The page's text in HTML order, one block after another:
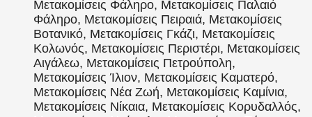
Μετακομίσεις Φάληρο, Μετακομίσεις Παλαιό
Φάληρο, Μετακομίσεις Πειραιά, Μετακομίσεις
Βοτανικό, Μετακομίσεις Γκάζι, Μετακομίσεις
Κολωνός, Μετακομίσεις Περιστέρι, Μετακομίσεις
Αιγάλεω, Μετακομίσεις Πετρούπολη,
Μετακομίσεις Ίλιον, Μετακομίσεις Καματερό,
Μετακομίσεις Νέα Ζωή, Μετακομίσεις Καμίνια,
Μετακομίσεις Νίκαια, Μετακομίσεις Κορυδαλλός,